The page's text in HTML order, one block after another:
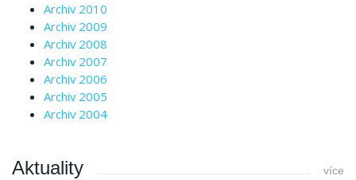
Archiv 2010
Archiv 2009
Archiv 2008
Archiv 2007
Archiv 2006
Archiv 2005
Archiv 2004
Aktuality více